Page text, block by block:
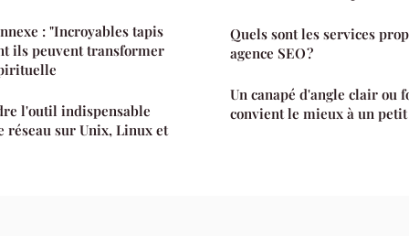
: "Incroyables tapis
ils peuvent transformer
l'outil indispensable
réseau sur Unix, Linux et
Quels sont les services
agence SEO ?
Un canapé d'angle clair ou
convient le mieux à un petit